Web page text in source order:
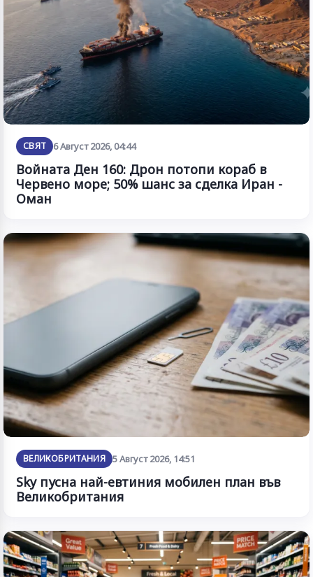
СВЯТ 6 Август 2026, 04:44
Войната Ден 160: Дрон потопи кораб в
Червено море; 50% шанс за сделка Иран -
Оман
ВЕЛИКОБРИТАНИЯ 5 Август 2026, 14:51
Sky пусна най-евтиния мобилен план във
Великобритания